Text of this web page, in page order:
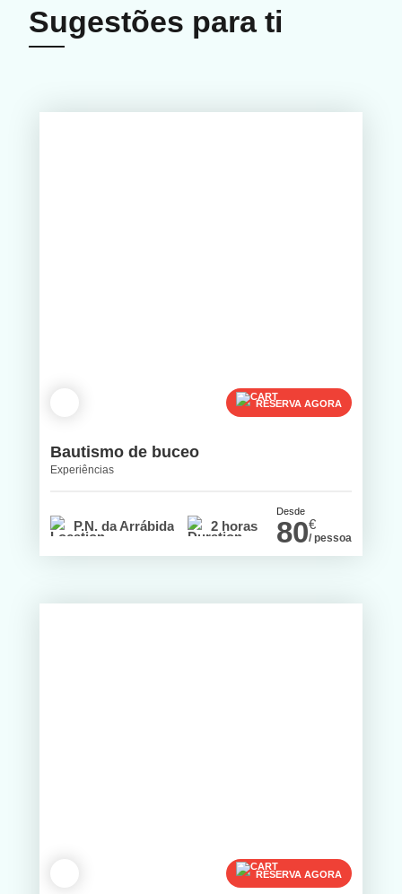
Sugestões para ti
RESERVA AGORA
Bautismo de buceo
Experiências
P.N. da Arrábida 2 horas
Desde
80€
/ pessoa
RESERVA AGORA